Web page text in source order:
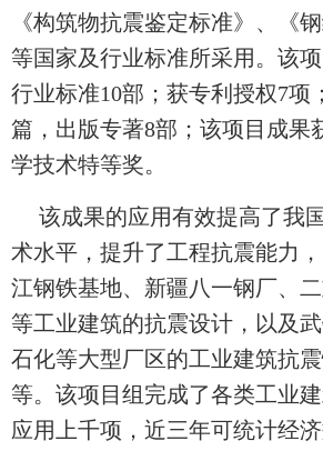
《构筑物抗震鉴定标准》、《
等国家及行业标准所采用。该
行业标准10部；获专利授权7项
篇，出版专著8部；该项目成果
学技术特等奖。
该成果的应用有效提高了我
术水平，提升了工程抗震能力
江钢铁基地、新疆八一钢厂、二
等工业建筑的抗震设计，以及
石化等大型厂区的工业建筑抗
等。该项目组完成了各类工业
应用上千项，近三年可统计经